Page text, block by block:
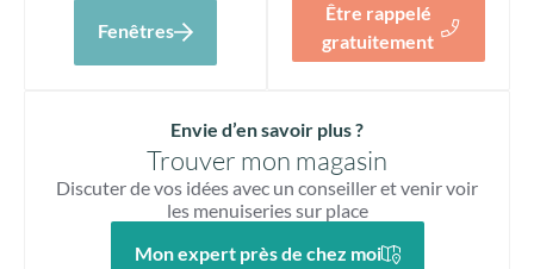
Fenêtres
Être rappelé
gratuitement
Envie d’en savoir plus ?
Trouver mon magasin
Discuter de vos idées avec un conseiller et venir voir
les menuiseries sur place
Mon expert près de chez moi